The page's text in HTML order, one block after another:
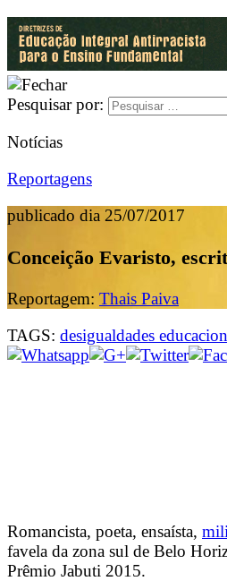
Pesquisar por:
Notícias
Reportagens
publicado dia 25/07/2017
Conceição Evaristo,
Reportagem: Thais Paiva
TAGS: desigualdades
Romancista, poeta, ensaísta,
favela da zona sul de Belo
Prêmio Jabuti 2015.